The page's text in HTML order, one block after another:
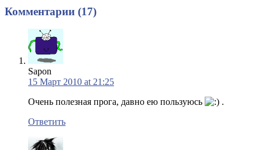
Комментарии (17)
Sapon
15 Март 2010 at 21:25
Очень полезная прога, давно ею пользуюсь
.
Ответить